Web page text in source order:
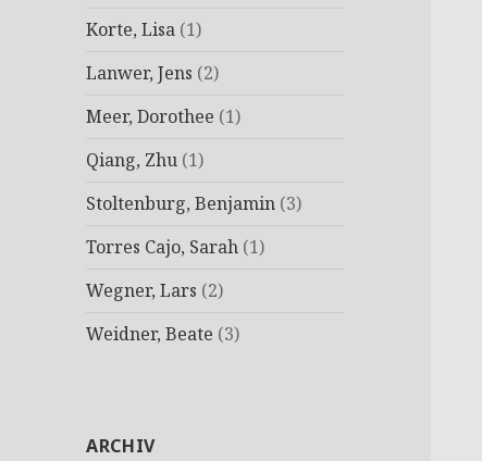
Korte, Lisa (1)
Lanwer, Jens (2)
Meer, Dorothee (1)
Qiang, Zhu (1)
Stoltenburg, Benjamin (3)
Torres Cajo, Sarah (1)
Wegner, Lars (2)
Weidner, Beate (3)
ARCHIV